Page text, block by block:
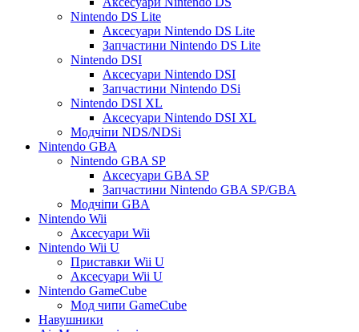
Nintendo DS Lite
Аксесуари Nintendo DS Lite
Запчастини Nintendo DS Lite
Nintendo DSI
Аксесуари Nintendo DSI
Запчастини Nintendo DSi
Nintendo DSI XL
Аксесуари Nintendo DSI XL
Модчіпи NDS/NDSi
Nintendo GBA
Nintendo GBA SP
Аксесуари GBA SP
Запчастини Nintendo GBA SP/GBA
Модчіпи GBA
Nintendo Wii
Аксесуари Wii
Nintendo Wii U
Приставки Wii U
Аксесуари Wii U
Nintendo GameCube
Мод чипи GameCube
Навушники